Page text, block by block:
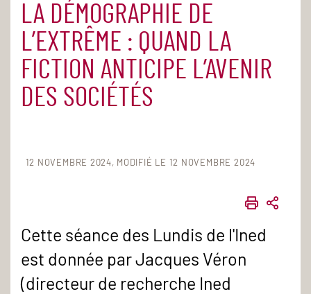
Accueil Agenda
LA DÉMOGRAPHIE DE
L’EXTRÊME : QUAND LA
FICTION ANTICIPE L’AVENIR
DES SOCIÉTÉS
12 NOVEMBRE 2024 MODIFIÉ LE 12 NOVEMBRE 2024
Cette séance des Lundis de l'Ined
est donnée par Jacques Véron
(directeur de recherche Ined